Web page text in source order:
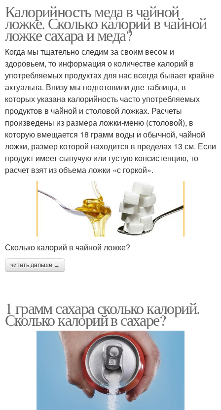
Калорийность меда в чайной
ложке. Сколько калорий в чайной
ложке сахара и меда?
Когда мы тщательно следим за своим весом и
здоровьем, то информация о количестве калорий в
употребляемых продуктах для нас всегда бывает крайне
актуальна. Внизу мы подготовили две таблицы, в
которых указана калорийность часто употребляемых
продуктов в чайной и столовой ложках. Расчеты
произведены из размера ложки-меню (столовой), в
которую вмещается 18 грамм воды и обычной, чайной
ложки, размер которой находится в пределах 13 см. Если
продукт имеет сыпучую или густую консистенцию, то
расчет взят из объема ложки «с горкой».
Сколько калорий в чайной ложке?
читать дальше →
1 грамм сахара сколько калорий.
Сколько калорий в сахаре?